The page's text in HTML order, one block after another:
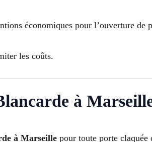
économiques pour l’ouverture
les coûts.
à
à Marseille pour toute porte